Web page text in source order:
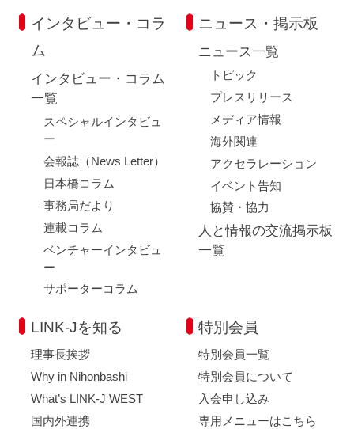
インタビュー・コラ
ム
インタビュー・コラム
一覧
スペシャルインタビュ
ー
会報誌（News Letter）
日本橋コラム
事務局だより
連載コラム
ベンチャーインタビュ
ー
サポーターコラム
ニュース・掲示板
ニュース一覧
トピック
プレスリリース
メディア情報
海外関連
アクセラレーション
イベント告知
協賛・協力
人と情報の交流掲示板
一覧
LINK-Jを知る
理事長挨拶
Why in Nihonbashi
What’s LINK-J WEST
国内外連携
特別会員
特別会員一覧
特別会員について
入会申し込み
専用メニューはこちら